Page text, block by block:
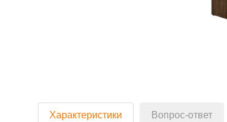
Характеристики Вопрос-ответ